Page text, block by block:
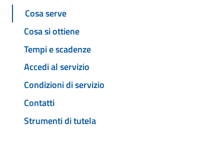
Cosa serve
Cosa si ottiene
Tempi e scadenze
Accedi al servizio
Condizioni di servizio
Contatti
Strumenti di tutela